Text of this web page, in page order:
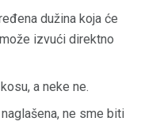
dužina koja će
izvući direktno
a neke ne.
ne sme biti